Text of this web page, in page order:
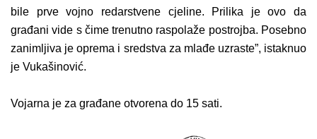
bile prve vojno redarstvene cjeline. Prilika je ovo da
građani vide s čime trenutno raspolaže postrojba. Posebno
zanimljiva je oprema i sredstva za mlađe uzraste”, istaknuo
je Vukašinović.
Vojarna je za građane otvorena do 15 sati.